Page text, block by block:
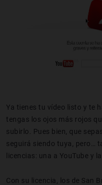
Ya tienes tu vídeo listo y te
tengas los ojos más rojos
subirlo. Pues bien, que
seguirá siendo tuya, pero…
licencias: una a YouTube y
Con su licencia, los de San